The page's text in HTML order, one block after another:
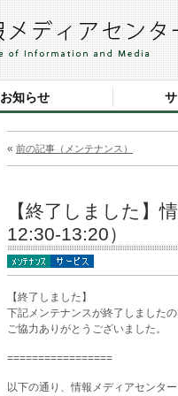
お知らせ
« 前の記事（メンテナンス）
【終了しました】
12:30-13:20）
【終了しました】
下記メンテナンスが終了しましたの
ご協力ありがとうございました。
=================
以下の通り、情報メディアセンタ